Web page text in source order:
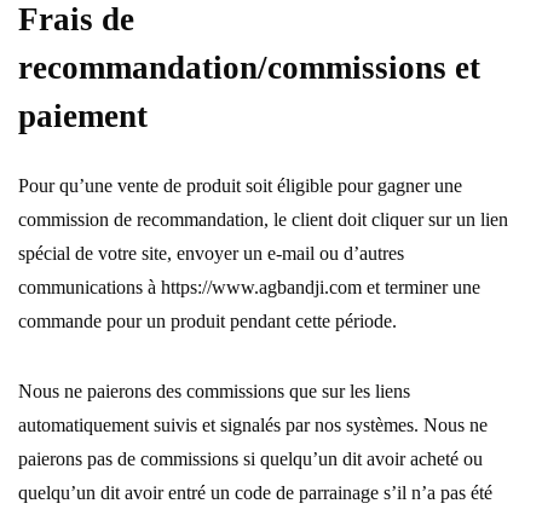
Frais de
recommandation/commissions et
paiement
Pour qu’une vente de produit soit éligible pour gagner une
commission de recommandation, le client doit cliquer sur un lien
spécial de votre site, envoyer un e-mail ou d’autres
communications à https://www.agbandji.com et terminer une
commande pour un produit pendant cette période.
Nous ne paierons des commissions que sur les liens
automatiquement suivis et signalés par nos systèmes. Nous ne
paierons pas de commissions si quelqu’un dit avoir acheté ou
quelqu’un dit avoir entré un code de parrainage s’il n’a pas été